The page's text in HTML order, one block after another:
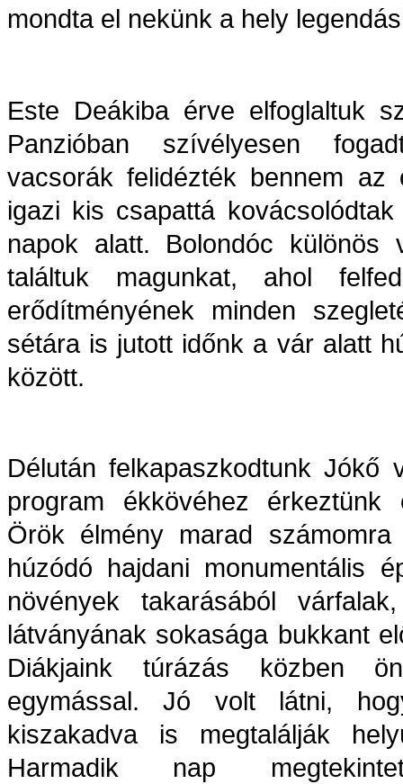
mondta el nekünk a hely
Este Deákiba érve elfoglaltuk
Panzióban szívélyesen
vacsorák felidézték bennem
igazi kis csapattá
napok alatt. Bolondóc különös
találtuk magunkat, ahol
erődítményének minden
sétára is jutott időnk a vár alatt
között.
Délután felkapaszkodtunk Jókő
program ékkövéhez
Örök élmény marad
húzódó hajdani monumentális
növények takarásából
látványának sokasága bukkant
Diákjaink túrázás közben
egymással. Jó volt látni,
kiszakadva is megtalálják
Harmadik nap